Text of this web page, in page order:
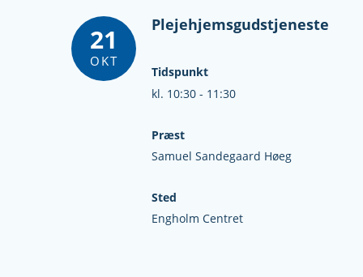
21
OKT
Plejehjemsgudstjeneste
Tidspunkt
kl. 10:30 - 11:30
Præst
Samuel Sandegaard Høeg
Sted
Engholm Centret